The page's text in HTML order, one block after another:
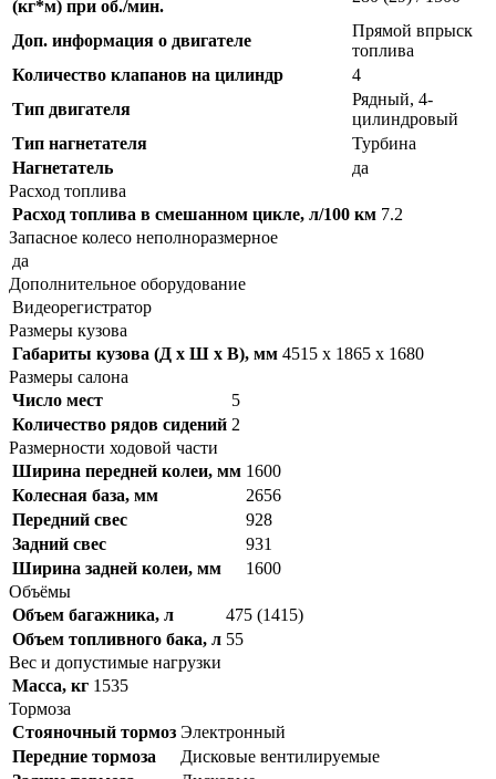
(кг*м) при об./мин.
Доп. информация о двигателе
Прямой впрыск
топлива
Количество клапанов на цилиндр
4
Тип двигателя
Рядный, 4-
цилиндровый
Тип нагнетателя
Турбина
Нагнетатель
да
Расход топлива
Расход топлива в смешанном цикле, л/100 км 7.2
Запасное колесо неполноразмерное
да
Дополнительное оборудование
Видеорегистратор
Размеры кузова
Габариты кузова (Д x Ш x В), мм 4515 x 1865 x 1680
Размеры салона
Число мест
5
Количество рядов сидений 2
Размерности ходовой части
Ширина передней колеи, мм 1600
Колесная база, мм
2656
Передний свес
928
Задний свес
931
Ширина задней колеи, мм
1600
Объёмы
Объем багажника, л
475 (1415)
Объем топливного бака, л 55
Вес и допустимые нагрузки
Масса, кг 1535
Тормоза
Стояночный тормоз Электронный
Передние тормоза
Дисковые вентилируемые